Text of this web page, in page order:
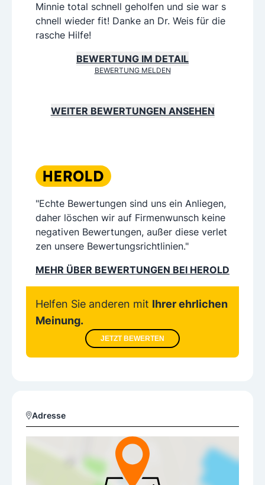
Minnie total schnell geholfen und sie war s
chnell wieder fit! Danke an Dr. Weis für die
rasche Hilfe!
BEWERTUNG IM DETAIL
BEWERTUNG MELDEN
WEITER BEWERTUNGEN ANSEHEN
"Echte Bewertungen sind uns ein Anliegen,
daher löschen wir auf Firmenwunsch keine
negativen Bewertungen, außer diese verlet
zen unsere Bewertungsrichtlinien."
MEHR ÜBER BEWERTUNGEN BEI HEROLD
Helfen Sie anderen mit Ihrer ehrlichen
Meinung.
JETZT BEWERTEN
Adresse